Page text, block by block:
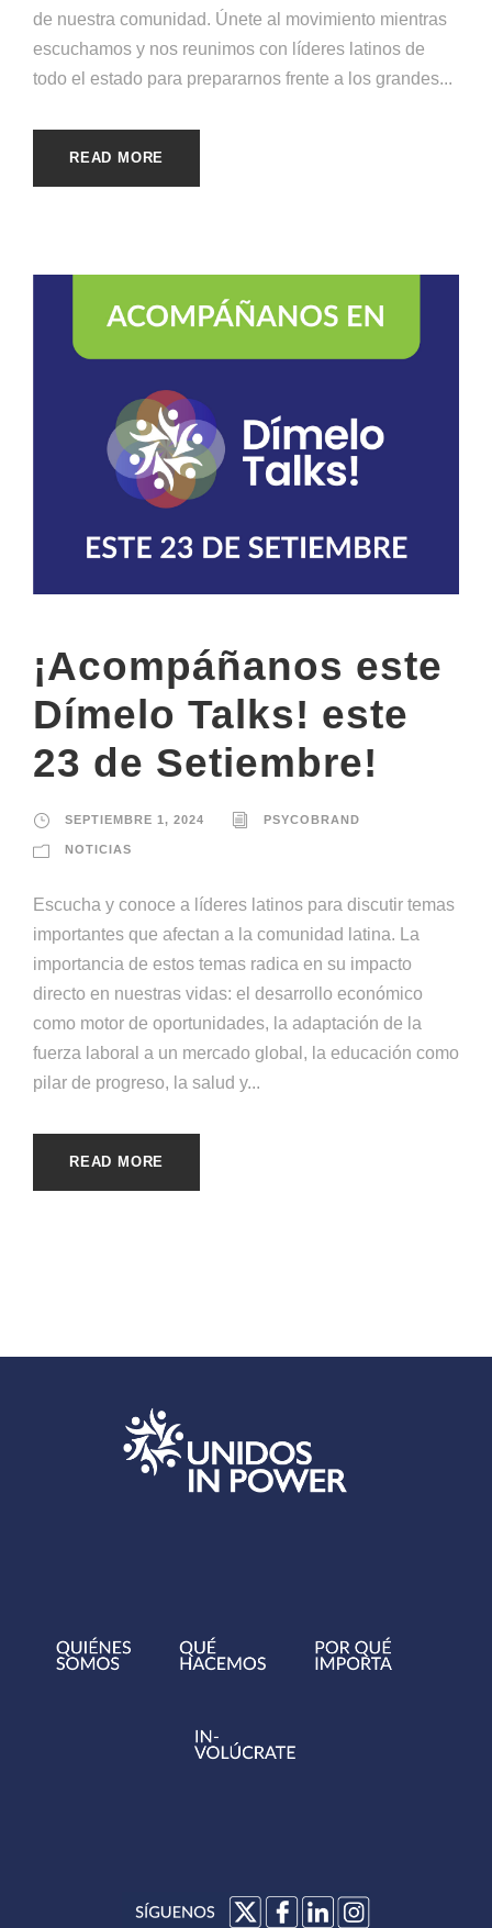
de nuestra comunidad. Únete al movimiento mientras
escuchamos y nos reunimos con líderes latinos de
todo el estado para prepararnos frente a los grandes...
READ MORE
¡Acompáñanos este
Dímelo Talks! este
23 de Setiembre!
SEPTIEMBRE 1, 2024 PSYCOBRAND
NOTICIAS
Escucha y conoce a líderes latinos para discutir temas
importantes que afectan a la comunidad latina. La
importancia de estos temas radica en su impacto
directo en nuestras vidas: el desarrollo económico
como motor de oportunidades, la adaptación de la
fuerza laboral a un mercado global, la educación como
pilar de progreso, la salud y...
READ MORE